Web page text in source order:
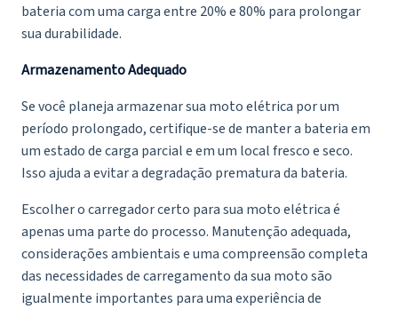
bateria com uma carga entre 20% e 80% para prolongar
sua durabilidade.
Armazenamento Adequado
Se você planeja armazenar sua moto elétrica por um
período prolongado, certifique-se de manter a bateria em
um estado de carga parcial e em um local fresco e seco.
Isso ajuda a evitar a degradação prematura da bateria.
Escolher o carregador certo para sua moto elétrica é
apenas uma parte do processo. Manutenção adequada,
considerações ambientais e uma compreensão completa
das necessidades de carregamento da sua moto são
igualmente importantes para uma experiência de